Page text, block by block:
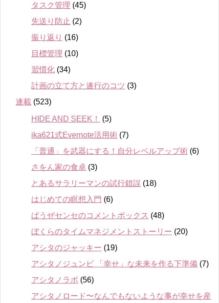
タスク管理 (45)
先送り防止 (2)
振り返り (16)
目標管理 (10)
習慣化 (34)
計画の立て方と遂行のコツ (3)
連載 (523)
HIDE AND SEEK！
(5)
ika621式Evernote活用術 (7)
「普通」を武器にする！自分レベルアップ術 (6)
さをん家の食卓 (3)
とあるサラリーマンの試行錯誤 (18)
はじめての瞑想入門 (6)
ぱうぜセンセのコメントボックス (48)
ぼくらのタイムマネジメントストーリー (20)
アシタのジャッキー (19)
アシタノジュンビ 「幸せ」な未来を作る下準備 (7)
アシタノラボ (56)
アシタノロード〜なんでもないような事が幸せを産